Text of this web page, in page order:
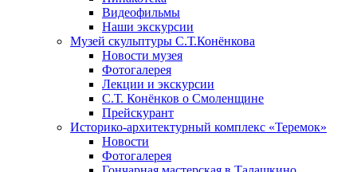
Видеофильмы
Наши экскурсии
Музей скульптуры С.Т.Конёнкова
Новости музея
Фотогалерея
Лекции и экскурсии
С.Т. Конёнков о Смоленщине
Прейскурант
Историко-архитектурный комплекс «Теремок»
Новости
Фотогалерея